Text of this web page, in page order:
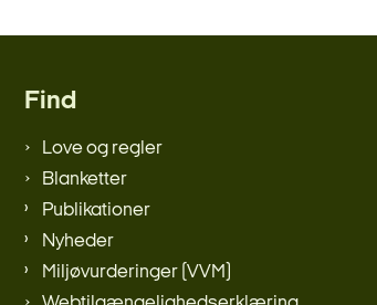
Find
Love og regler
Blanketter
Publikationer
Nyheder
Miljøvurderinger (VVM)